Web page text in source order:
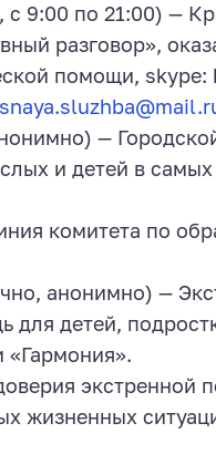
с 9:00 по 21:00) —
разговор»,
помощи, skype:
—
и детей в
комитета по
анонимно) —
для детей,
«Гармония».
экстренной
жизненных